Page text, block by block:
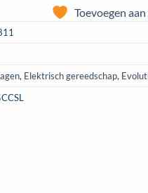
Toevoegen
, Elektrisch gereedschap,